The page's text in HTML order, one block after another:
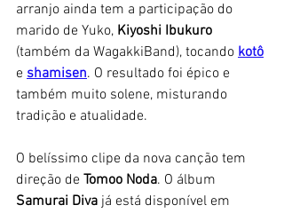
arranjo ainda tem a participação do
marido de Yuko, Kiyoshi Ibukuro
(também da WagakkiBand), tocando kotô
e shamisen. O resultado foi épico e
também muito solene, misturando
tradição e atualidade.
O belíssimo clipe da nova canção tem
direção de Tomoo Noda. O álbum
Samurai Diva já está disponível em